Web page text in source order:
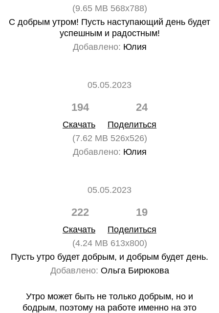
(9.65 MB 568x788)
С добрым утром! Пусть наступающий день будет
успешным и радостным!
Добавлено: Юлия
05.05.2023
194 24
Скачать
Поделиться
(7.62 MB 526x526)
Добавлено: Юлия
05.05.2023
222 19
Скачать
Поделиться
(4.24 MB 613x800)
Пусть утро будет добрым, и добрым будет день.
Добавлено: Ольга Бирюкова
Утро может быть не только добрым, но и
бодрым, поэтому на работе именно на это